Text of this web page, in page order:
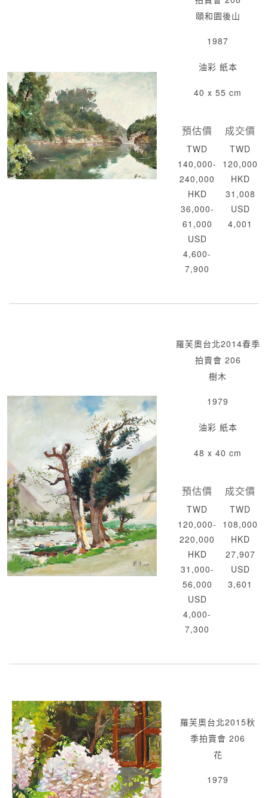
頤和園後山
1987
油彩 紙本
40 x 55 cm
預估價
TWD
140,000-
240,000
HKD
36,000-
61,000
USD
4,600-
7,900
成交價
TWD
120,000
HKD
31,008
USD
4,001
羅芙奧台北2014春季
拍賣會 206
樹木
1979
油彩 紙本
48 x 40 cm
預估價
TWD
120,000-
220,000
HKD
31,000-
56,000
USD
4,000-
7,300
成交價
TWD
108,000
HKD
27,907
USD
3,601
羅芙奧台北2015秋
季拍賣會 206
花
1979